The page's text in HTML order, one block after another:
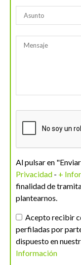
Al pulsar en
Privacidad - +
finalidad de
plantearnos.
Acepto recibir
perfiladas por
dispuesto en
Información